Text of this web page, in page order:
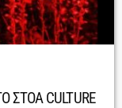
ΣΤΟΑ CULTURE